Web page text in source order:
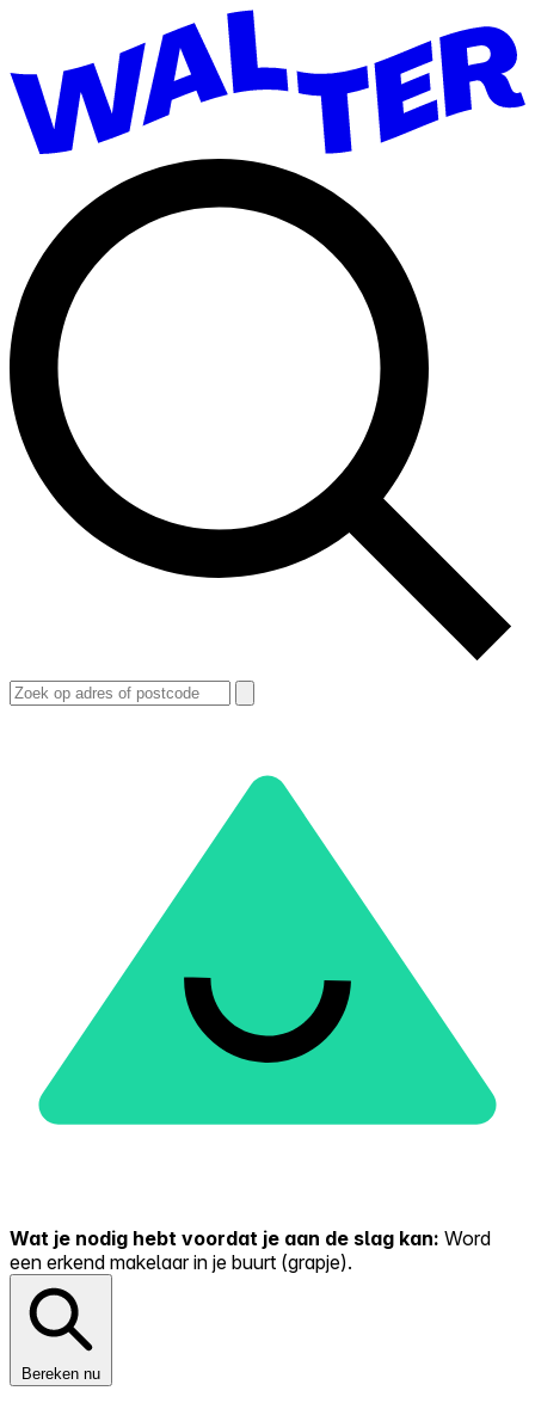
Wat je nodig hebt voordat je aan de slag kan: Word
een erkend makelaar in je buurt (grapje).
Bereken nu